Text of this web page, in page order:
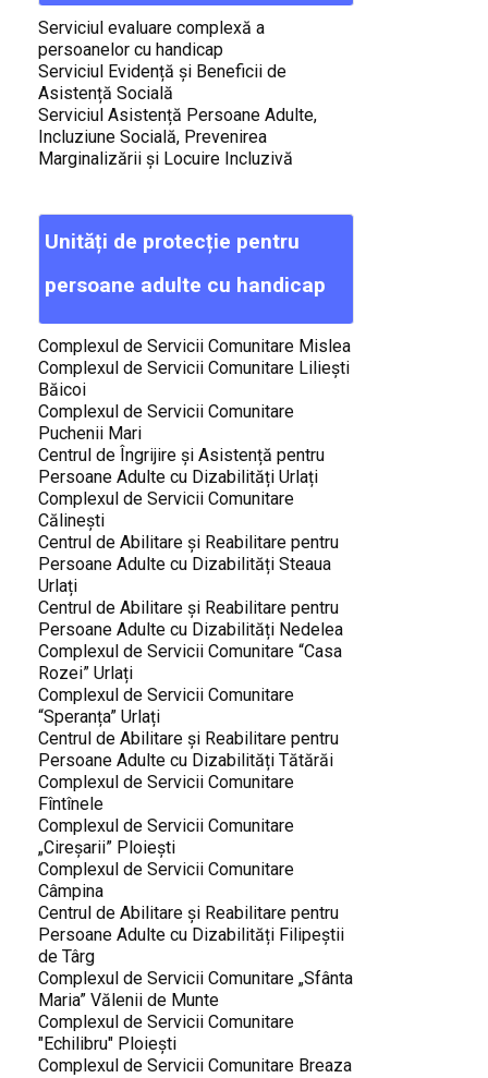
Serviciul evaluare complexă a
persoanelor cu handicap
Serviciul Evidență și Beneficii de
Asistență Socială
Serviciul Asistență Persoane Adulte,
Incluziune Socială, Prevenirea
Marginalizării și Locuire Incluzivă
Unități de protecție pentru
persoane adulte cu handicap
Complexul de Servicii Comunitare Mislea
Complexul de Servicii Comunitare Liliești
Băicoi
Complexul de Servicii Comunitare
Puchenii Mari
Centrul de Îngrijire și Asistență pentru
Persoane Adulte cu Dizabilități Urlați
Complexul de Servicii Comunitare
Călinești
Centrul de Abilitare și Reabilitare pentru
Persoane Adulte cu Dizabilități Steaua
Urlați
Centrul de Abilitare și Reabilitare pentru
Persoane Adulte cu Dizabilități Nedelea
Complexul de Servicii Comunitare “Casa
Rozei” Urlați
Complexul de Servicii Comunitare
“Speranța” Urlați
Centrul de Abilitare și Reabilitare pentru
Persoane Adulte cu Dizabilități Tătărăi
Complexul de Servicii Comunitare
Fîntînele
Complexul de Servicii Comunitare
„Cireşarii” Ploieşti
Complexul de Servicii Comunitare
Câmpina
Centrul de Abilitare și Reabilitare pentru
Persoane Adulte cu Dizabilități Filipeștii
de Târg
Complexul de Servicii Comunitare „Sfânta
Maria” Vălenii de Munte
Complexul de Servicii Comunitare
"Echilibru" Ploiești
Complexul de Servicii Comunitare Breaza